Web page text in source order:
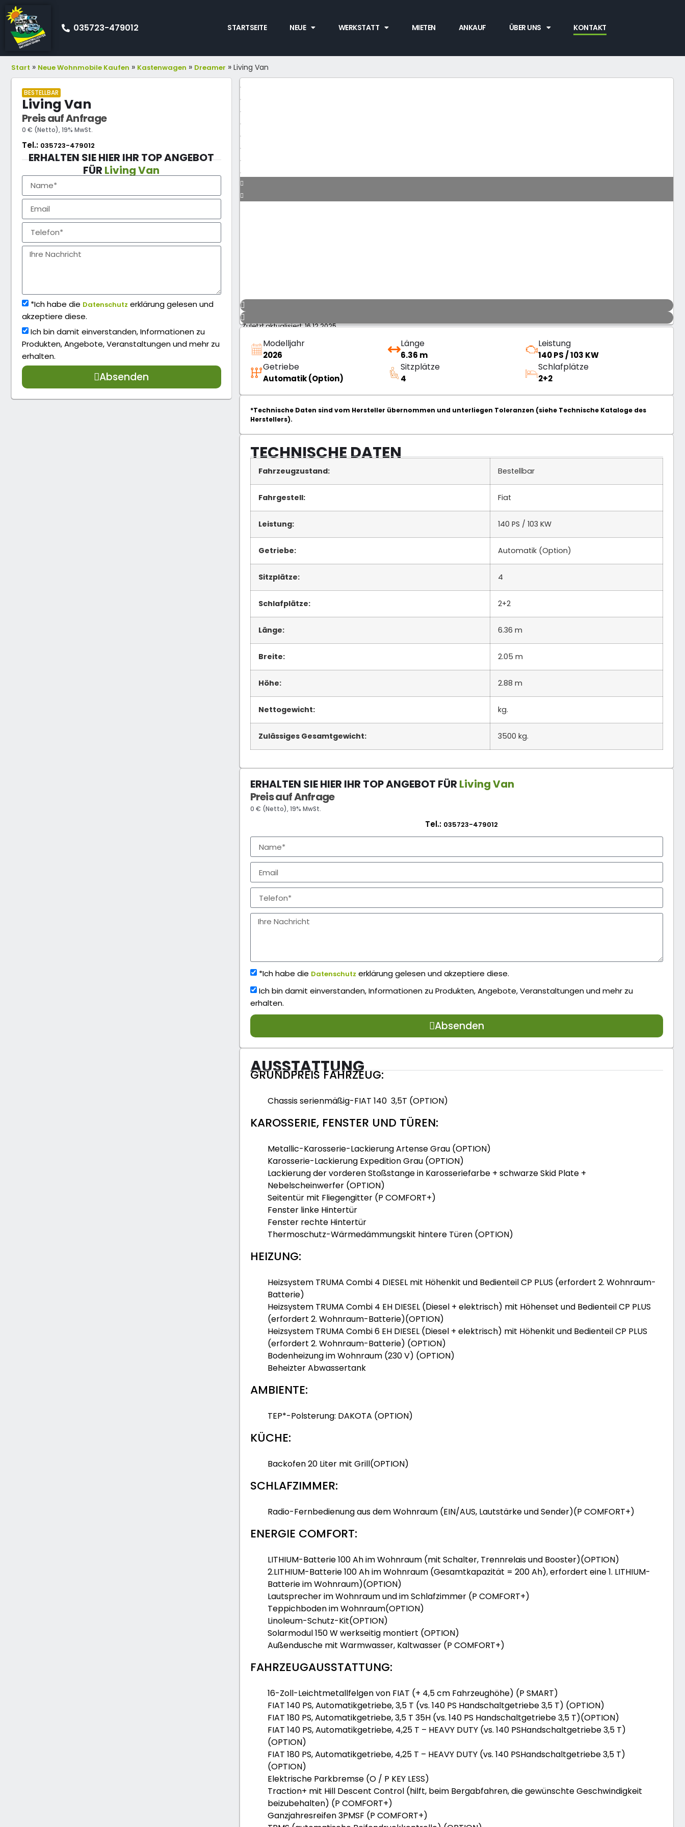
035723-479012 STARTSEITE NEUE WERKSTATT MIETEN ANKAUF ÜBER UNS KONTAKT
Start » Neue Wohnmobile Kaufen » Kastenwagen » Dreamer » Living Van
BESTELLBAR
Living Van
Preis auf Anfrage
0 € (Netto), 19% MwSt.
Tel.: 035723-479012
ERHALTEN SIE HIER IHR TOP ANGEBOT
FÜR Living Van
*Ich habe die Datenschutz erklärung gelesen und
akzeptiere diese.
Ich bin damit einverstanden, Informationen zu
Produkten, Angebote, Veranstaltungen und mehr zu
erhalten.
Absenden
Zuletzt aktualisiert: 16.12.2025
Modelljahr
2026
Länge
6.36 m
Leistung
140 PS / 103 KW
Getriebe
Automatik (Option)
Sitzplätze
4
Schlafplätze
2+2
*Technische Daten sind vom Hersteller übernommen und unterliegen Toleranzen (siehe Technische Kataloge des
Herstellers).
TECHNISCHE DATEN
Fahrzeugzustand: Bestellbar
Fahrgestell: Fiat
Leistung: 140 PS / 103 KW
Getriebe: Automatik (Option)
Sitzplätze: 4
Schlafplätze: 2+2
Länge: 6.36 m
Breite: 2.05 m
Höhe: 2.88 m
Nettogewicht: kg.
Zulässiges Gesamtgewicht: 3500 kg.
ERHALTEN SIE HIER IHR TOP ANGEBOT FÜR Living Van
Preis auf Anfrage
0 € (Netto), 19% MwSt.
Tel.: 035723-479012
*Ich habe die Datenschutz erklärung gelesen und akzeptiere diese.
Ich bin damit einverstanden, Informationen zu Produkten, Angebote, Veranstaltungen und mehr zu
erhalten.
Absenden
AUSSTATTUNG
GRUNDPREIS FAHRZEUG:
Chassis serienmäßig-FIAT 140 3,5T (OPTION)
KAROSSERIE, FENSTER UND TÜREN:
Metallic-Karosserie-Lackierung Artense Grau (OPTION)
Karosserie-Lackierung Expedition Grau (OPTION)
Lackierung der vorderen Stoßstange in Karosseriefarbe + schwarze Skid Plate +
Nebelscheinwerfer (OPTION)
Seitentür mit Fliegengitter (P COMFORT+)
Fenster linke Hintertür
Fenster rechte Hintertür
Thermoschutz-Wärmedämmungskit hintere Türen (OPTION)
HEIZUNG:
Heizsystem TRUMA Combi 4 DIESEL mit Höhenkit und Bedienteil CP PLUS (erfordert 2. Wohnraum-
Batterie)
Heizsystem TRUMA Combi 4 EH DIESEL (Diesel + elektrisch) mit Höhenset und Bedienteil CP PLUS
(erfordert 2. Wohnraum-Batterie)(OPTION)
Heizsystem TRUMA Combi 6 EH DIESEL (Diesel + elektrisch) mit Höhenkit und Bedienteil CP PLUS
(erfordert 2. Wohnraum-Batterie) (OPTION)
Bodenheizung im Wohnraum (230 V) (OPTION)
Beheizter Abwassertank
AMBIENTE:
TEP*-Polsterung: DAKOTA (OPTION)
KÜCHE:
Backofen 20 Liter mit Grill(OPTION)
SCHLAFZIMMER:
Radio-Fernbedienung aus dem Wohnraum (EIN/AUS, Lautstärke und Sender)(P COMFORT+)
ENERGIE COMFORT:
LITHIUM-Batterie 100 Ah im Wohnraum (mit Schalter, Trennrelais und Booster)(OPTION)
2.LITHIUM-Batterie 100 Ah im Wohnraum (Gesamtkapazität = 200 Ah), erfordert eine 1. LITHIUM-
Batterie im Wohnraum)(OPTION)
Lautsprecher im Wohnraum und im Schlafzimmer (P COMFORT+)
Teppichboden im Wohnraum(OPTION)
Linoleum-Schutz-Kit(OPTION)
Solarmodul 150 W werkseitig montiert (OPTION)
Außendusche mit Warmwasser, Kaltwasser (P COMFORT+)
FAHRZEUGAUSSTATTUNG:
16-Zoll-Leichtmetallfelgen von FIAT (+ 4,5 cm Fahrzeughöhe) (P SMART)
FIAT 140 PS, Automatikgetriebe, 3,5 T (vs. 140 PS Handschaltgetriebe 3,5 T) (OPTION)
FIAT 180 PS, Automatikgetriebe, 3,5 T 35H (vs. 140 PS Handschaltgetriebe 3,5 T)(OPTION)
FIAT 140 PS, Automatikgetriebe, 4,25 T – HEAVY DUTY (vs. 140 PSHandschaltgetriebe 3,5 T)
(OPTION)
FIAT 180 PS, Automatikgetriebe, 4,25 T – HEAVY DUTY (vs. 140 PSHandschaltgetriebe 3,5 T)
(OPTION)
Elektrische Parkbremse (O / P KEY LESS)
Traction+ mit Hill Descent Control (hilft, beim Bergabfahren, die gewünschte Geschwindigkeit
beizubehalten) (P COMFORT+)
Ganzjahresreifen 3PMSF (P COMFORT+)